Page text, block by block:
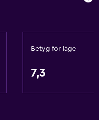
Betyg för läge
7,3